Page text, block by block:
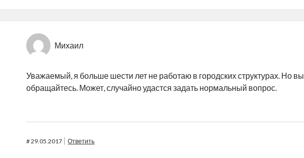
Михаил
Уважаемый, я больше шести лет не работаю в городских структурах. Но вы
обращайтесь. Может, случайно удастся задать нормальный вопрос.
#29.05.2017 Ответить